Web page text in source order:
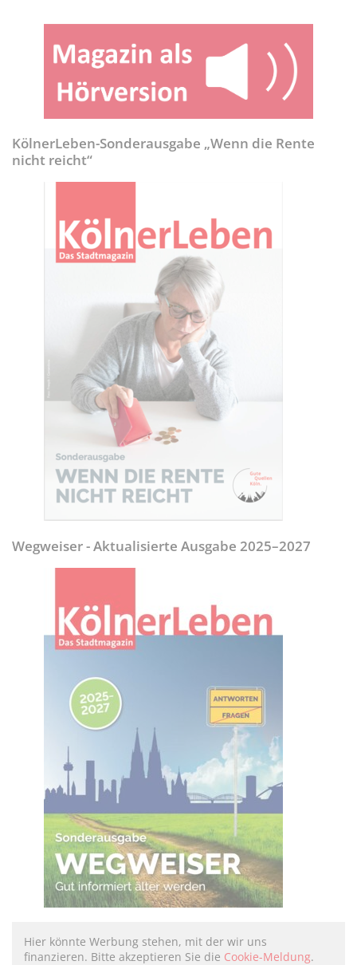
KölnerLeben-Sonderausgabe „Wenn die Rente
nicht reicht“
Wegweiser - Aktualisierte Ausgabe 2025–2027
Hier könnte Werbung stehen, mit der wir uns
finanzieren. Bitte akzeptieren Sie die Cookie-Meldung.